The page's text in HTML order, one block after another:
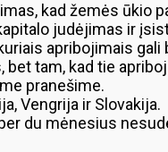
kad žemės ūkio
judėjimas ir
apribojimais
tam, kad tie
pranešime.
Vengrija ir Slovakija.
du mėnesius